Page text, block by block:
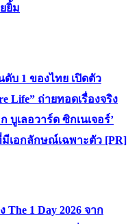
ยิ้ม
บ 1 ของไทย เปิดตัว
Life” ถ่ายทอดเรื่องจริง
บูเลอวาร์ด ซิกเนเจอร์’
เอกลักษณ์เฉพาะตัว [PR]
The 1 Day 2026 จาก